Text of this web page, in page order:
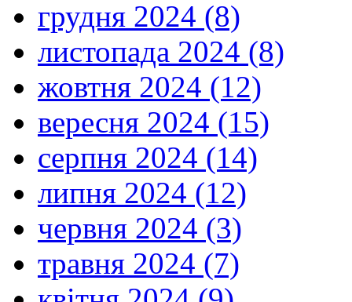
грудня 2024 (8)
листопада 2024 (8)
жовтня 2024 (12)
вересня 2024 (15)
серпня 2024 (14)
липня 2024 (12)
червня 2024 (3)
травня 2024 (7)